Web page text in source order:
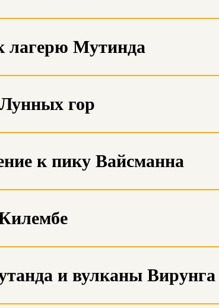
лагерю Мутинда
гор
к пику Вайсманна
и вулканы Вирунга